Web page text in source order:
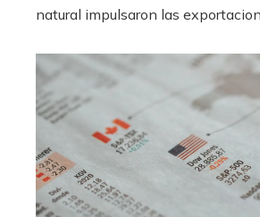
natural impulsaron las